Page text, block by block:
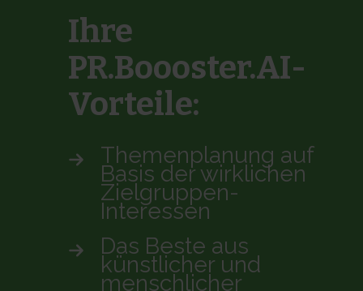
Ihre
PR.Boooster.AI-
Vorteile:
Themenplanung auf
Basis der wirklichen
Zielgruppen-
Interessen
Das Beste aus
künstlicher und
menschlicher